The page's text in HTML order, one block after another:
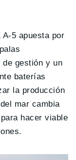
A-5 apuesta por
gestión y un
baterías
la producción
mar cambia
hacer viable